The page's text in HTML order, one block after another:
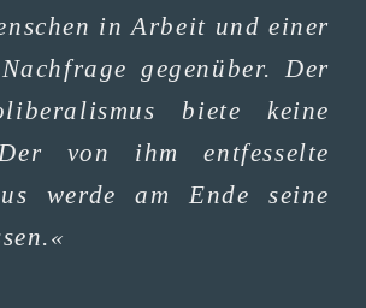
in Arbeit und einer
gegen­über. Der
bie­te kei­ne
von ihm ent­fes­sel­te
wer­de am Ende sei­ne